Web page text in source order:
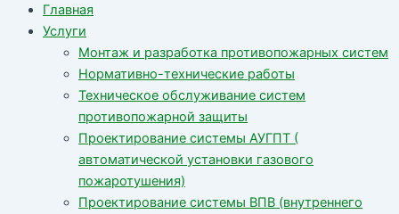
Главная
Услуги
Монтаж и разработка противопожарных систем
Нормативно-технические работы
Техническое обслуживание систем
противопожарной защиты
Проектирование системы АУГПТ (
автоматической установки газового
пожаротушения)
Проектирование системы ВПВ (внутреннего